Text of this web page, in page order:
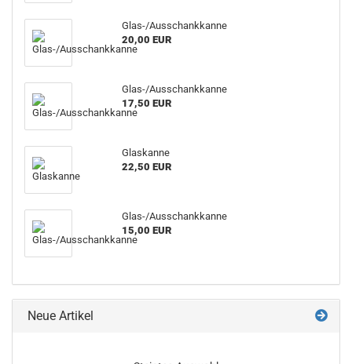
Glas-/Ausschankkanne
20,00 EUR
Glas-/Ausschankkanne
17,50 EUR
Glaskanne
22,50 EUR
Glas-/Ausschankkanne
15,00 EUR
Neue Artikel